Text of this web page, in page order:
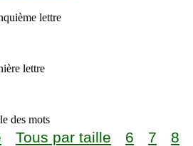
lettre
lettre
des mots
Tous par taille 6 7
8